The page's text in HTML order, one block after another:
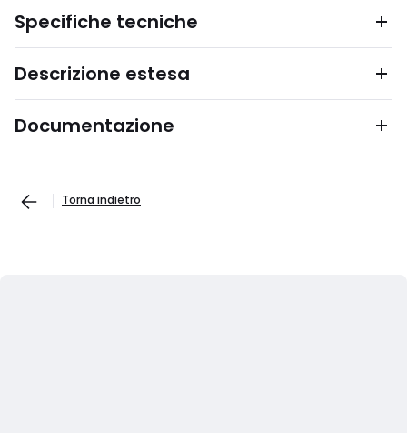
Specifiche tecniche
Descrizione estesa
Documentazione
Torna indietro